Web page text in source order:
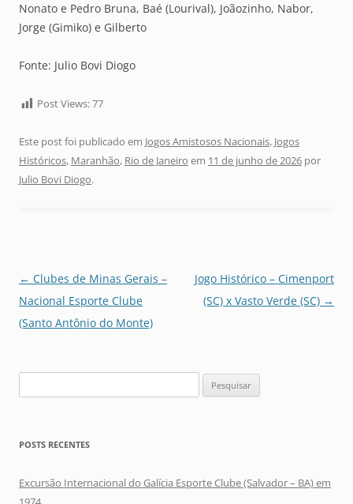
Nonato e Pedro Bruna, Baé (Lourival), Joãozinho, Nabor,
Jorge (Gimiko) e Gilberto
Fonte: Julio Bovi Diogo
Post Views:77
Este post foi publicado em Jogos Amistosos Nacionais, Jogos
Históricos, Maranhão, Rio de Janeiro em 11 de junho de 2026 por
Julio Bovi Diogo.
Navegação
de
posts
← Clubes de Minas Gerais –
Nacional Esporte Clube
(Santo Antônio do Monte)
Jogo Histórico – Cimenport
(SC) x Vasto Verde (SC) →
por:
POSTS RECENTES
Excursão Internacional do Galícia Esporte Clube (Salvador – BA) em